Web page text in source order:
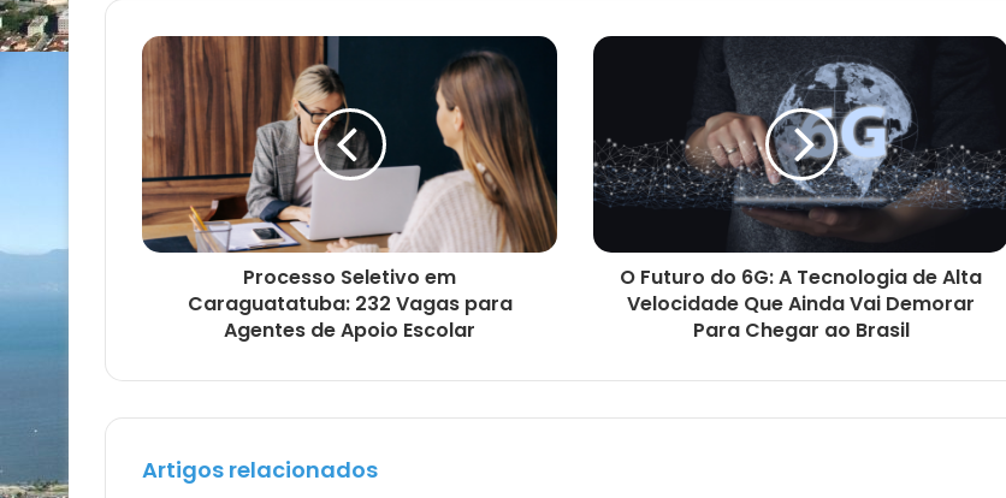
Processo Seletivo em
Caraguatatuba: 232 Vagas para
Agentes de Apoio Escolar
O Futuro do 6G: A Tecnologia de Alta
Velocidade Que Ainda Vai Demorar
Para Chegar ao Brasil
Artigos relacionados